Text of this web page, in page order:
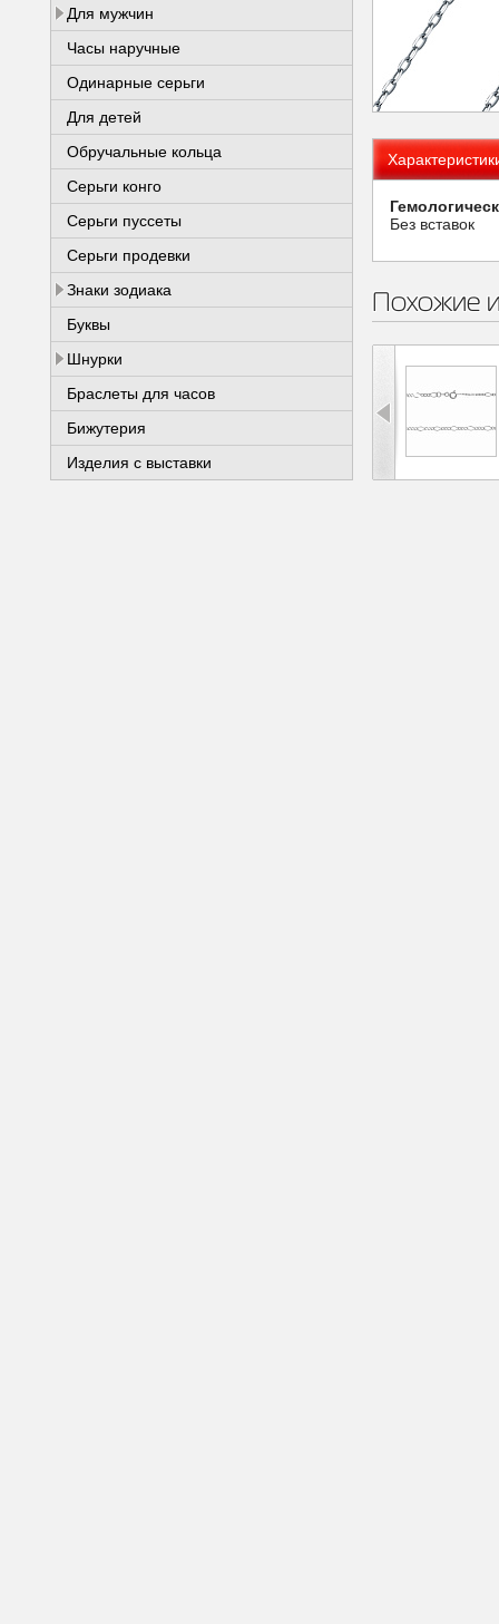
Для мужчин
Часы наручные
Одинарные серьги
Для детей
Обручальные кольца
Серьги конго
Серьги пуссеты
Серьги продевки
Знаки зодиака
Буквы
Шнурки
Браслеты для часов
Бижутерия
Изделия с выставки
Без вставок
Похожие